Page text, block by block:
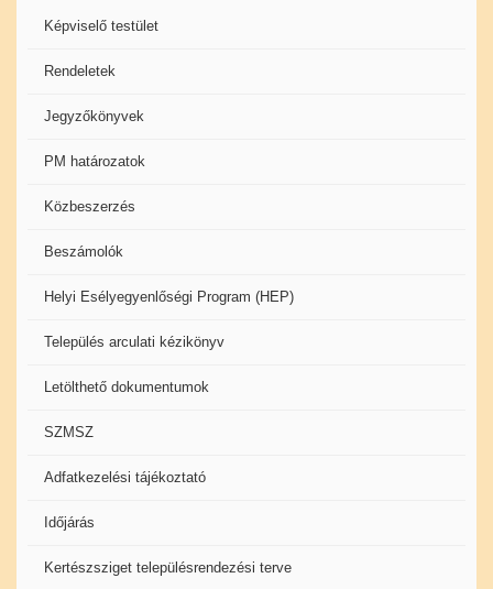
Képviselő testület
Rendeletek
Jegyzőkönyvek
PM határozatok
Közbeszerzés
Beszámolók
Helyi Esélyegyenlőségi Program (HEP)
Település arculati kézikönyv
Letölthető dokumentumok
SZMSZ
Adfatkezelési tájékoztató
Időjárás
Kertészsziget településrendezési terve